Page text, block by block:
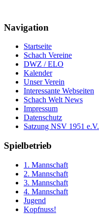
Navigation
Startseite
Schach Vereine
DWZ / ELO
Kalender
Unser Verein
Interessante Webseiten
Schach Welt News
Impressum
Datenschutz
Satzung NSV 1951 e.V.
Spielbetrieb
1. Mannschaft
2. Mannschaft
3. Mannschaft
4. Mannschaft
Jugend
Kopfnuss!